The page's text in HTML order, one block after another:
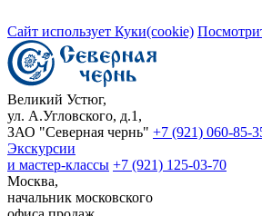
Сайт использует Куки(cookie)
Великий Устюг,
ул. А.Угловского, д.1,
ЗАО "Северная чернь" +7 (921) 060-85-
Экскурсии
и мастер-классы +7 (921) 125-03-70
Москва,
начальник московского